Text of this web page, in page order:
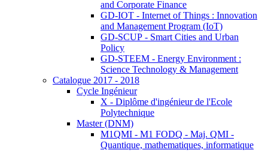
and Corporate Finance
GD-IOT - Internet of Things : Innovation
and Management Program (IoT)
GD-SCUP - Smart Cities and Urban
Policy
GD-STEEM - Energy Environment :
Science Technology & Management
Catalogue 2017 - 2018
Cycle Ingénieur
X - Diplôme d'ingénieur de l'Ecole
Polytechnique
Master (DNM)
M1QMI - M1 FODQ - Maj. QMI -
Quantique, mathematiques, informatique